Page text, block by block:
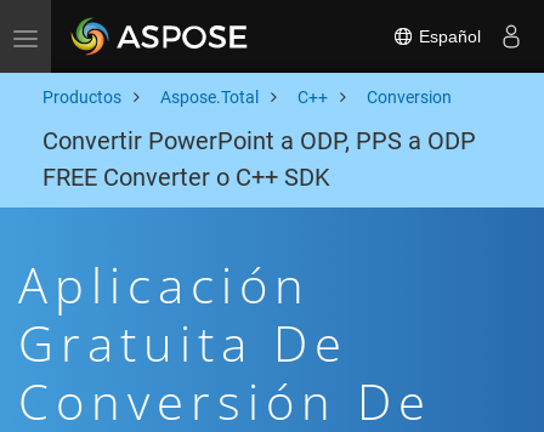
Toggle navigation Español
Productos Aspose.Total C++ Conversion
Convertir PowerPoint a ODP, PPS a ODP
FREE Converter o C++ SDK
Aplicación
Gratuita De
Conversión De